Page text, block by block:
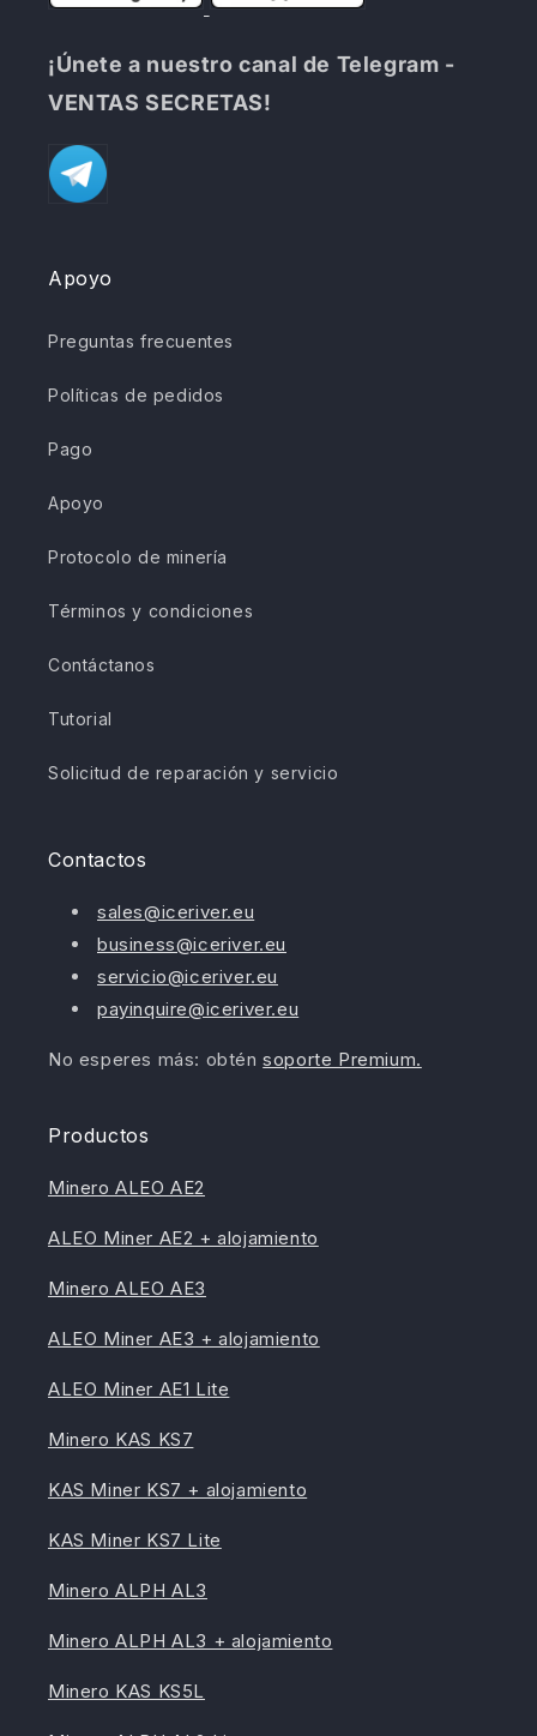
¡Únete a nuestro canal de Telegram -
VENTAS SECRETAS!
Apoyo
Preguntas frecuentes
Políticas de pedidos
Pago
Apoyo
Protocolo de minería
Términos y condiciones
Contáctanos
Tutorial
Solicitud de reparación y servicio
Contactos
sales@iceriver.eu
business@iceriver.eu
servicio@iceriver.eu
payinquire@iceriver.eu
No esperes más: obténsoporte Premium.
Productos
Minero ALEO AE2
ALEO Miner AE2 + alojamiento
Minero ALEO AE3
ALEO Miner AE3 + alojamiento
ALEO Miner AE1 Lite
Minero KAS KS7
KAS Miner KS7 + alojamiento
KAS Miner KS7 Lite
Minero ALPH AL3
Minero ALPH AL3 + alojamiento
Minero KAS KS5L